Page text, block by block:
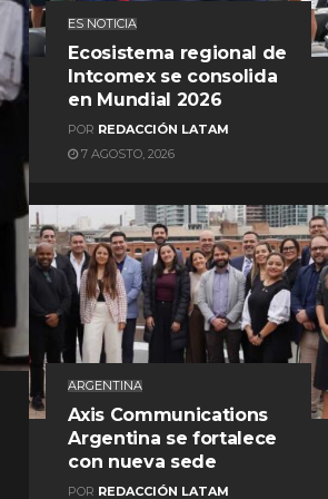
ES NOTICIA
Ecosistema regional de
Intcomex se consolida
en Mundial 2026
POR REDACCIÓN LATAM
7 AGOSTO, 2026
ARGENTINA
Axis Communications
Argentina se fortalece
con nueva sede
POR REDACCIÓN LATAM